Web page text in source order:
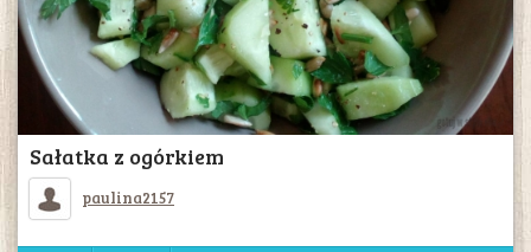
Sałatka z ogórkiem
paulina2157